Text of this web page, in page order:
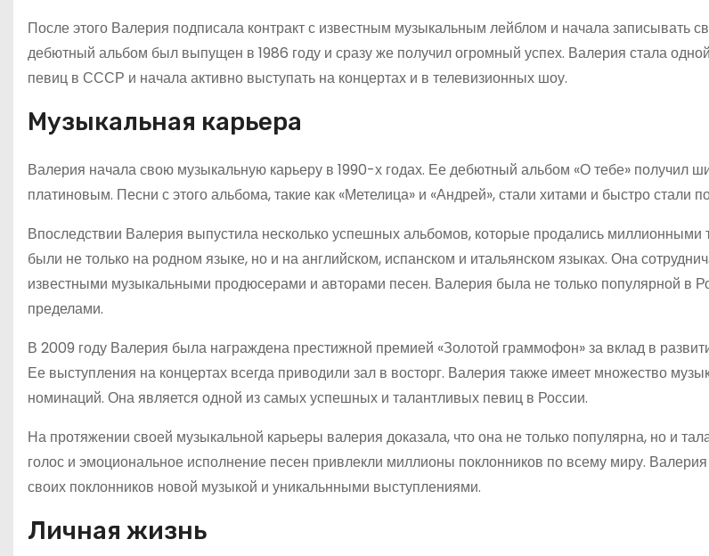
После этого Валерия подписала контракт с известным музыкальным лейблом и начала записывать
дебютный альбом был выпущен в 1986 году и сразу же получил огромный успех. Валерия стала
певиц в СССР и начала активно выступать на концертах и в телевизионных шоу.
Музыкальная карьера
Валерия начала свою музыкальную карьеру в 1990-х годах. Ее дебютный альбом «О тебе» получил
платиновым. Песни с этого альбома, такие как «Метелица» и «Андрей», стали хитами и быстро стали
Впоследствии Валерия выпустила несколько успешных альбомов, которые продались миллионными
были не только на родном языке, но и на английском, испанском и итальянском языках. Она
известными музыкальными продюсерами и авторами песен. Валерия была не только популярной в
пределами.
В 2009 году Валерия была награждена престижной премией «Золотой граммофон» за вклад в
Ее выступления на концертах всегда приводили зал в восторг. Валерия также имеет множество
номинаций. Она является одной из самых успешных и талантливых певиц в России.
На протяжении своей музыкальной карьеры валерия доказала, что она не только популярна, но и
голос и эмоциональное исполнение песен привлекли миллионы поклонников по всему миру.
своих поклонников новой музыкой и уникальнными выступлениями.
Личная жизнь